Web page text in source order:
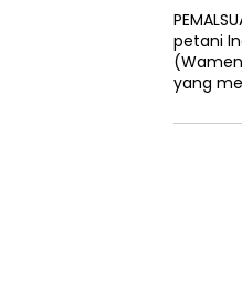
petani
yang